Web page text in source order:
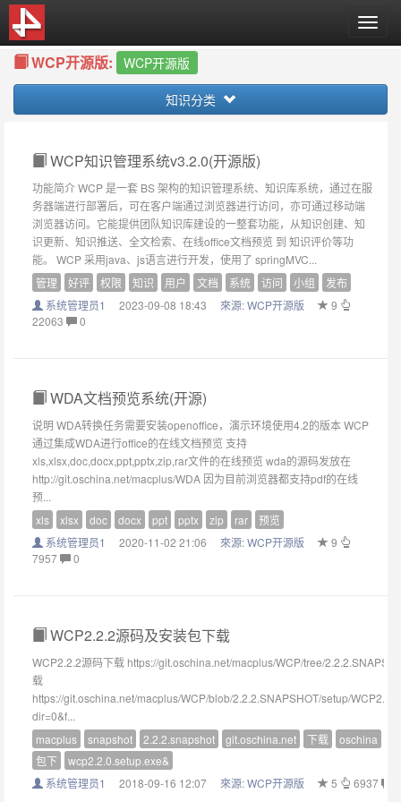
T
o
g
e
i
WCP开源版: WCP开源版
知识分类
WCP知识管理系统v3.2.0(开源版)
功能简介 WCP 是一套 BS 架构的知识管理系统、知识库系统，通过在服
务器端进行部署后，可在客户端通过浏览器进行访问，亦可通过移动端
浏览器访问。它能提供团队知识库建设的一整套功能，从知识创建、知
识更新、知识推送、全文检索、在线office文档预览 到 知识评价等功
能。 WCP 采用java、js语言进行开发，使用了 springMVC...
管理
好评 权限 知识 用户 文档 系统 访问 小组
发布
系统管理员1
2023-09-08 18:43 來源:WCP开源版
9
22063
0
WDA文档预览系统(开源)
说明 WDA转换任务需要安装openoffice，演示环境使用4.2的版本 WCP
通过集成WDA进行office的在线文档预览 支持
xls,xlsx,doc,docx,ppt,pptx,zip,rar文件的在线预览 wda的源码发放在
http://git.oschina.net/macplus/WDA 因为目前浏览器都支持pdf的在线
预...
xls
xlsx doc docx ppt pptx zip rar
预览
系统管理员1
2020-11-02 21:06 來源:WCP开源版
9
7957
0
WCP2.2.2源码及安装包下载
WCP2.2.2源码下载 https://git.oschina.net/macplus/WCP/tree/
载
https://git.oschina.net/macplus/WCP/blob/2.2.2.SNAPSHOT/setup/
dir=0&f...
macplus
snapshot 2.2.2.snapshot git.oschina.net 下载 oschina
包下
wcp2.2.0.setup.exe&
系统管理员1
2018-09-16 12:07 來源:WCP开源版 5 6937